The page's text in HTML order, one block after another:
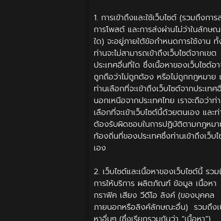
1. การเข้าถึงและใช้เว็บไซต์ (รวมถึงกา
การโพสต์ และการส่งผ่านไม่ว่าในลักษณ
ใด) จะอยู่ภายใต้ข้อกำหนดการใช้งาน
ท่านจะไม่สามารถเข้าถึงเว็บไซต์จากเขต
ประเทศอื่นที่ใด ซึ่งเนื้อหาของเว็บไซต์อ
ถูกถือว่าไม่ถูกต้อง หรือไม่ถูกกฎหมาย
ท่านเลือกที่จะเข้าถึงเว็บไซต์จากประเทศ
นอกเหนือจากประเทศไทย เราจะถือว่าท่
เลือกที่จะเข้าเว็บไซต์นี้ด้วยตนเอง และ
ต้องรับผิดชอบในการปฏิบัติตามกฎหม
ท้องถิ่นที่ของประเทศซึ่งท่านเข้าถึงเว็บ
เอง
2. เว็บไซต์และเนื้อหาของเว็บไซต์นี้ รว
การให้บริการ ผลิตภัณฑ์ ข้อมูล เนื้อหา
กราฟิค เสียง วีดีโอ ลิงค์ (ของบุคคล
ภายนอกหรือลิงค์ลักษณะอื่น) รวมถึง